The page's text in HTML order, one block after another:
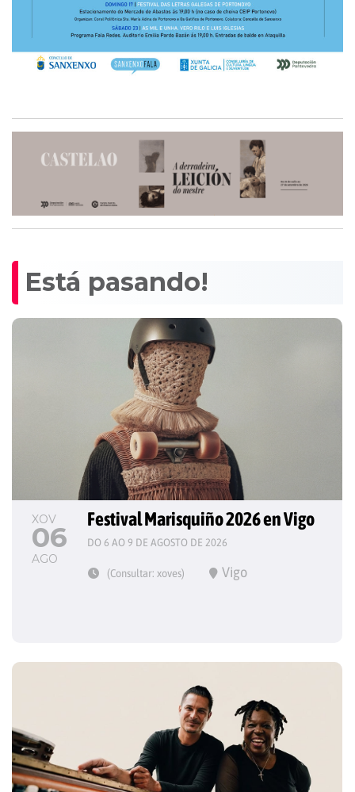
Está pasando!
XOV
06
AGO
Festival Marisquiño 2026 en Vigo
DO 6 AO 9 DE AGOSTO DE 2026
(Consultar: xoves) Vigo